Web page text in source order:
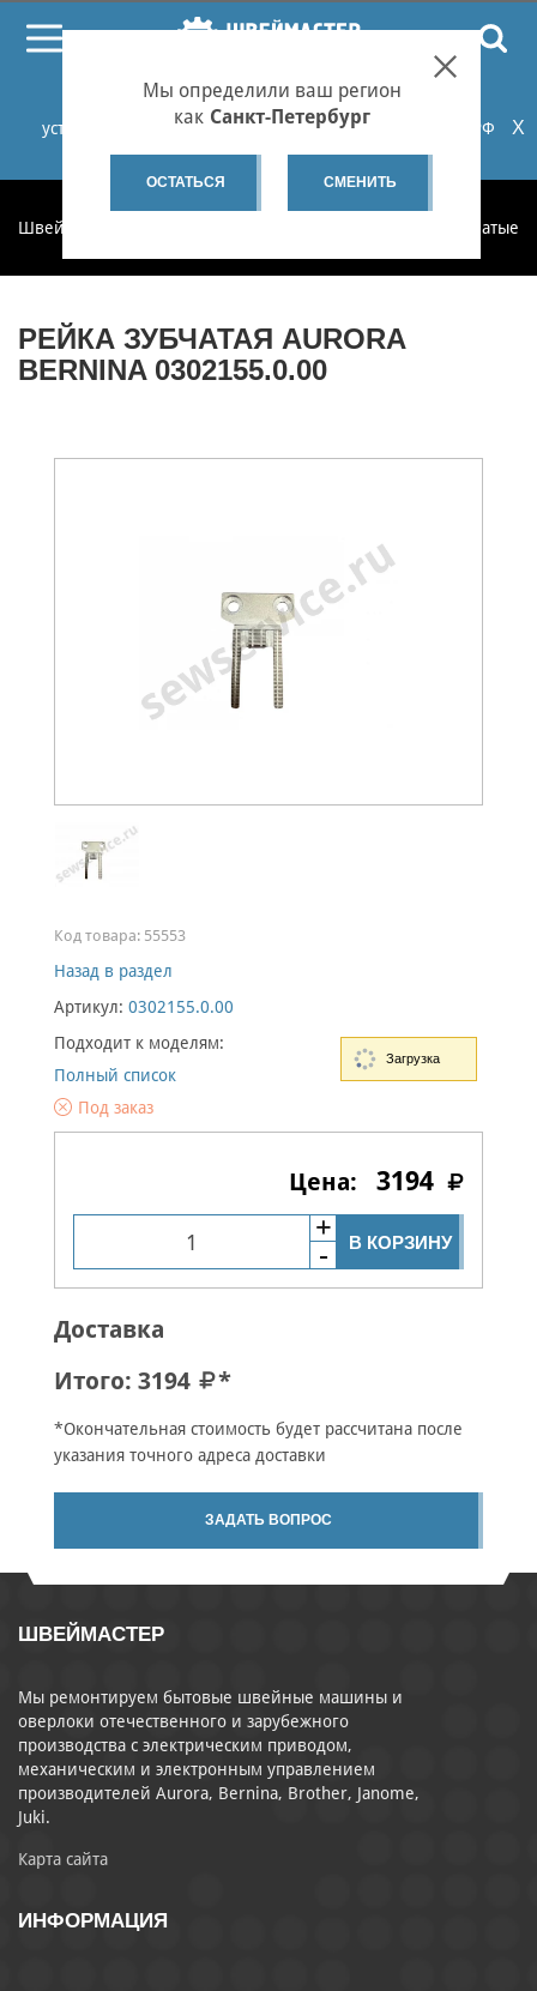
При проблемах с онлайн-оплатой заказов на сайте
установите российские сертификаты НУЦ Минцифры РФ
или используйте Яндекс.Браузер.Подробнее...
X
Мы определили ваш регион
как Санкт-Петербург
ОСТАТЬСЯ СМЕНИТЬ
Швеймастер Зубчатые
РЕЙКА ЗУБЧАТАЯ AURORA
BERNINA 0302155.0.00
Код товара: 55553
Назад в раздел
Артикул: 0302155.0.00
Подходит к моделям:
Полный список
Под заказ
3194
В КОРЗИНУ
Доставка
Итого: 3194 *
*Окончательная стоимость будет рассчитана после
указания точного адреса доставки
ЗАДАТЬ ВОПРОС
ШВЕЙМАСТЕР
Мы ремонтируем бытовые швейные машины и
оверлоки отечественного и зарубежного
производства с электрическим приводом,
механическим и электронным управлением
производителей Aurora, Bernina, Brother, Janome,
Juki.
Карта сайта
ИНФОРМАЦИЯ
Загрузка